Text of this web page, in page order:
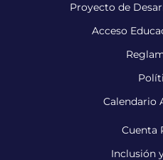
Proyecto de
Acceso
Calendario
Cuenta
Inclusión